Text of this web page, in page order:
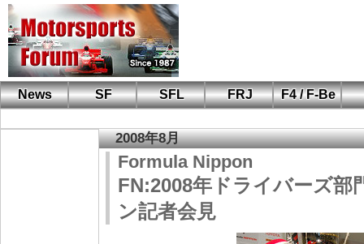
News SF SFL FRJ
F4 / F-Be
2008年8月
Formula Nippon
FN:2008年ドライバーズ部
ン記者会見